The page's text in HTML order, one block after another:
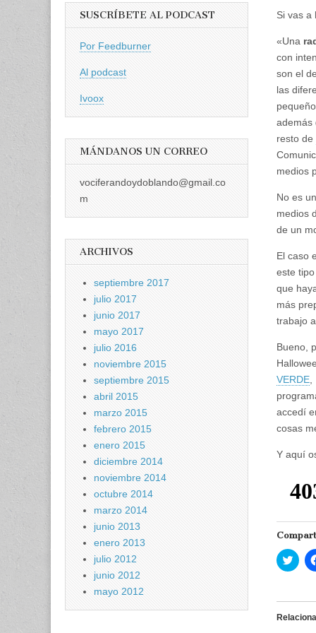
Si vas a
«Una
con
son el
las
además
resto de
medios
No es
medios
de un
El caso
este
que
más
trabajo
Bueno,
VERDE
accedí
cosas
Y aquí
H
a
i
c
p
SUSCRÍBETE AL PODCAST
Por Feedburner
Al podcast
Ivoox
MÁNDANOS UN CORREO
vociferandoydoblando@gmail.co
m
ARCHIVOS
septiembre 2017
julio 2017
junio 2017
mayo 2017
julio 2016
noviembre 2015
septiembre 2015
abril 2015
marzo 2015
febrero 2015
enero 2015
diciembre 2014
noviembre 2014
octubre 2014
marzo 2014
junio 2013
enero 2013
julio 2012
junio 2012
mayo 2012